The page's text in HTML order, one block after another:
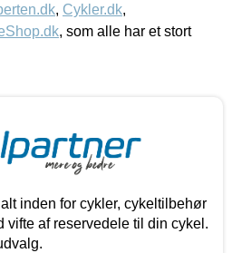
, Cykler.dk,
, som alle har et stort
inden for cykler, cykeltilbehør
vifte af reservedele til din cykel.